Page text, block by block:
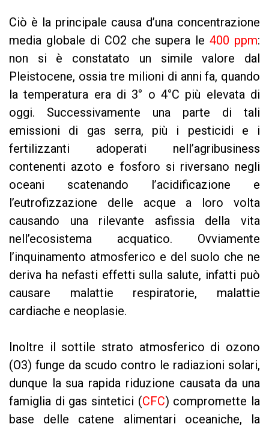
Ciò è la principale causa d’una concentrazione
media globale di CO2 che supera le400 ppm:
non si è constatato un simile valore dal
Pleistocene, ossia tre milioni di anni fa, quando
la temperatura era di 3° o 4°C più elevata di
oggi. Successivamente una parte di tali
emissioni di gas serra, più i pesticidi e i
fertilizzanti adoperati nell’agribusiness
contenenti azoto e fosforo si riversano negli
oceani scatenando l’acidificazione e
l’eutrofizzazione delle acque a loro volta
causando una rilevante asfissia della vita
nell’ecosistema acquatico. Ovviamente
l’inquinamento atmosferico e del suolo che ne
deriva ha nefasti effetti sulla salute, infatti può
causare malattie respiratorie, malattie
cardiache e neoplasie.
Inoltre il sottile strato atmosferico di ozono
(O3) funge da scudo contro le radiazioni solari,
dunque la sua rapida riduzione causata da una
famiglia di gas sintetici (CFC) compromette la
base delle catene alimentari oceaniche, la